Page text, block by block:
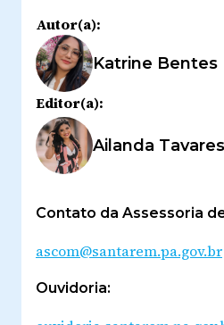
Autor(a):
Katrine Bentes
Editor(a):
Ailanda Tavares
Contato da Assessoria
ascom@santarem.pa.gov.br
Ouvidoria: